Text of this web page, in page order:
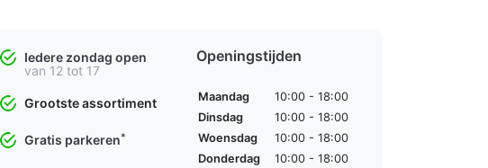
Iedere zondag open
van 12 tot 17
Grootste assortiment
Gratis parkeren*
Openingstijden
Maandag
10:00 - 18:00
Dinsdag
10:00 - 18:00
Woensdag
10:00 - 18:00
Donderdag
10:00 - 18:00